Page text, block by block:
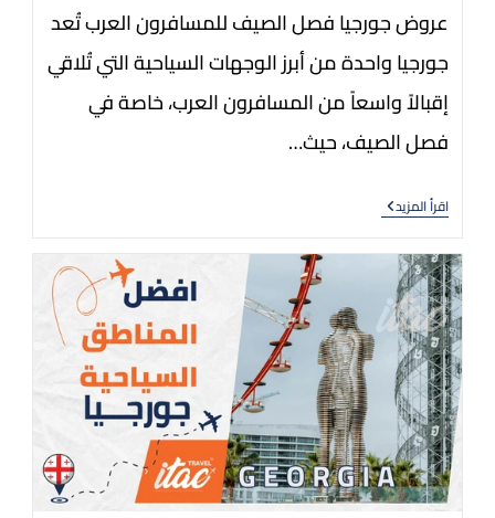
عروض جورجيا فصل الصيف للمسافرون العرب تُعد
جورجيا واحدة من أبرز الوجهات السياحية التي تُلاقي
إقبالاً واسعاً من المسافرون العرب، خاصة في
فصل الصيف، حيث…
اقرأ المزيد